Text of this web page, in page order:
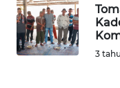
3
TENGAH
WN DELI
SERDANG